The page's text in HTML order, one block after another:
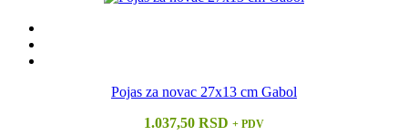
Pojas za novac 27x13 cm Gabol
1.037,50 RSD + PDV